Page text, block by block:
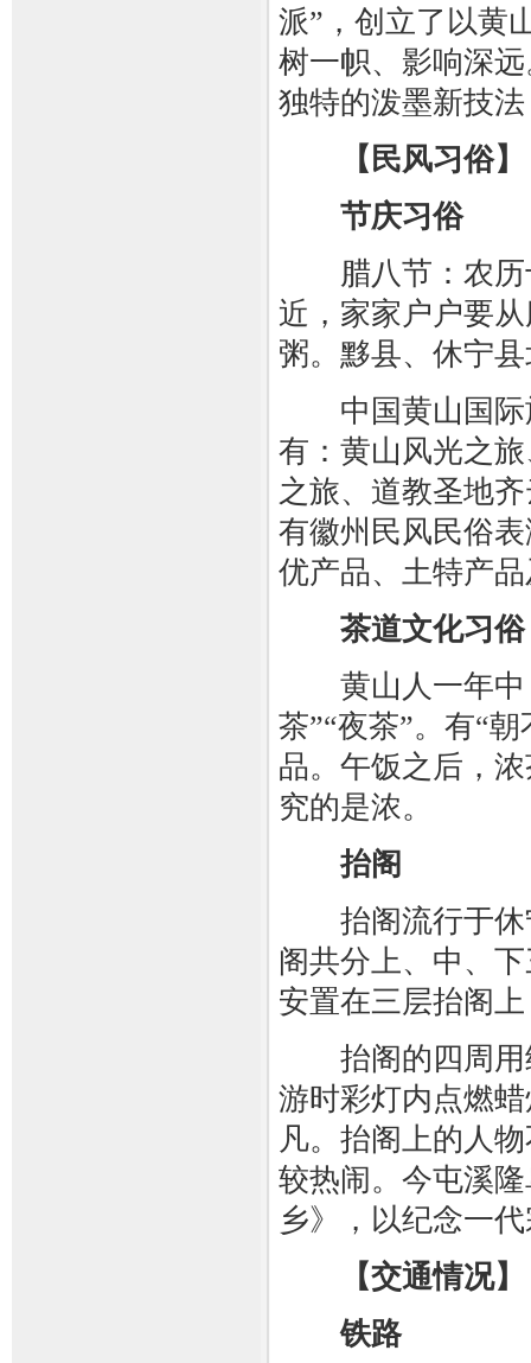
派”，创立了以黄
树一帜、影响深
独特的泼墨新技
【民风习俗】
节庆习俗
腊八节：农历
近，家家户户要
粥。黟县、休宁
中国黄山国际
有：黄山风光之
之旅、道教圣地
有徽州民风民俗
优产品、土特产
茶道文化习俗
黄山人一年中
茶”“夜茶”。有“
品。午饭之后，
究的是浓。
抬阁
抬阁流行于休
阁共分上、中、
安置在三层抬阁
抬阁的四周用
游时彩灯内点燃
凡。抬阁上的人
较热闹。今屯溪
乡》，以纪念一
【交通情况】
铁路